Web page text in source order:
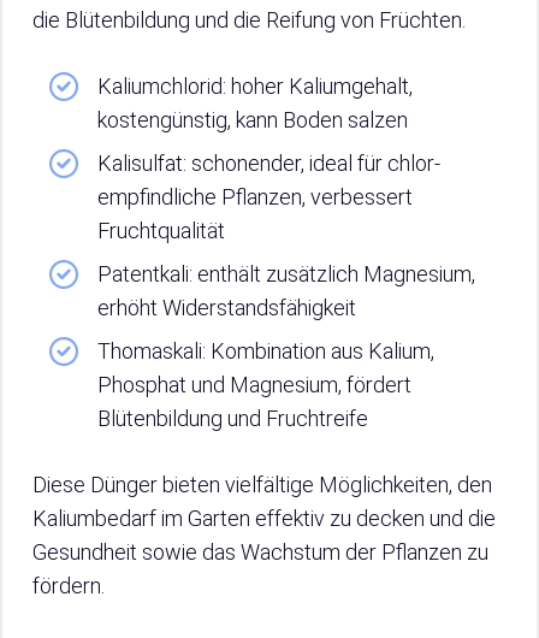
die Blütenbildung und die Reifung von Früchten.
Kaliumchlorid: hoher Kaliumgehalt,
kostengünstig, kann Boden salzen
Kalisulfat: schonender, ideal für chlor-
empfindliche Pflanzen, verbessert
Fruchtqualität
Patentkali: enthält zusätzlich Magnesium,
erhöht Widerstandsfähigkeit
Thomaskali: Kombination aus Kalium,
Phosphat und Magnesium, fördert
Blütenbildung und Fruchtreife
Diese Dünger bieten vielfältige Möglichkeiten, den
Kaliumbedarf im Garten effektiv zu decken und die
Gesundheit sowie das Wachstum der Pflanzen zu
fördern.